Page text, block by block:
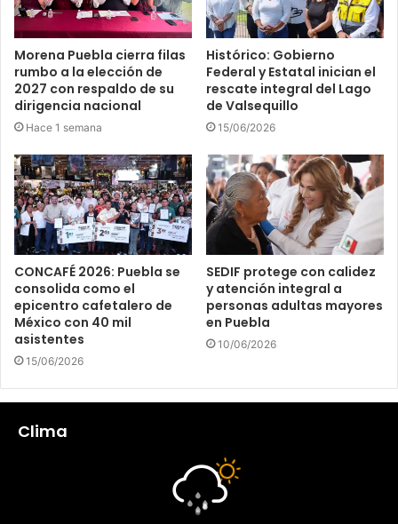
Morena Puebla cierra filas
rumbo a la elección de
2027 con respaldo de su
dirigencia nacional
Hace 1 semana
Histórico: Gobierno
Federal y Estatal inician el
rescate integral del Lago
de Valsequillo
15/06/2026
CONCAFÉ 2026: Puebla se
consolida como el
epicentro cafetalero de
México con 40 mil
asistentes
15/06/2026
SEDIF protege con calidez
y atención integral a
personas adultas mayores
en Puebla
10/06/2026
Clima